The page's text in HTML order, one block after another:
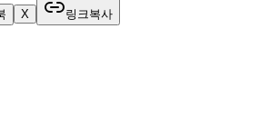
X 링크복사